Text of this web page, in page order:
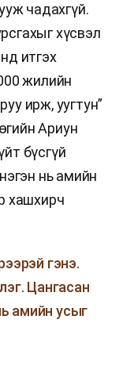
чадахгүй.
хүсвэл
итгэх
жилийн
ирж, уугтун”
Ариун
бүсгүй
нь амийн
хашхирч
гэнэ.
Цангасан
амийн усыг